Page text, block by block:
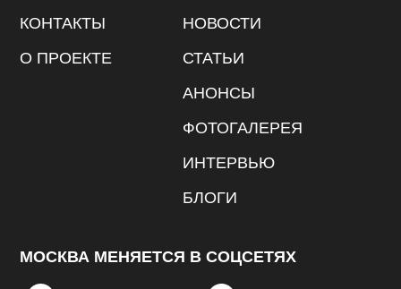
КОНТАКТЫ
О ПРОЕКТЕ
НОВОСТИ
СТАТЬИ
АНОНСЫ
ФОТОГАЛЕРЕЯ
ИНТЕРВЬЮ
БЛОГИ
МОСКВА МЕНЯЕТСЯ В СОЦСЕТЯХ